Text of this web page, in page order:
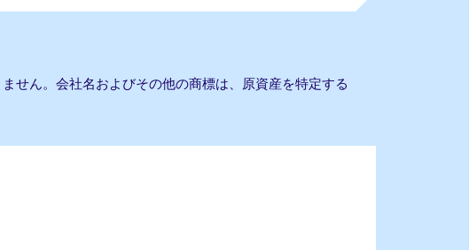
せん。会社名およびその他の商標は、原資産を特定する